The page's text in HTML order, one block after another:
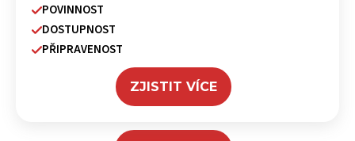
POVINNOST
DOSTUPNOST
PŘIPRAVENOST
ZJISTIT VÍCE